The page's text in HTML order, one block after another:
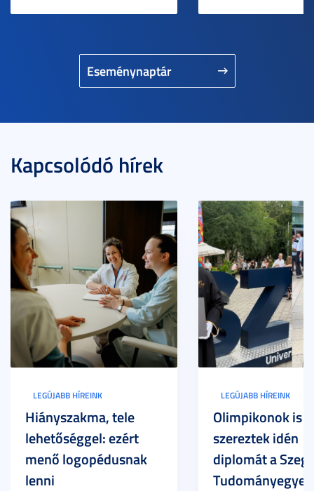
Eseménynaptár
Kapcsolódó hírek
LEGÚJABB HÍREINK
Hiányszakma, tele
lehetőséggel: ezért
menő logopédusnak
lenni
LEGÚJABB HÍREINK
Olimpikonok is
szereztek idén
diplomát a